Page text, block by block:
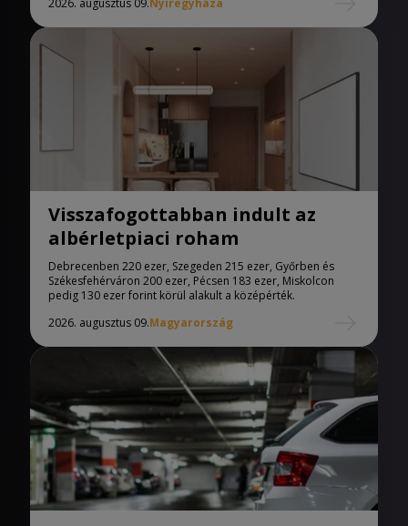
2026. augusztus 09. Nyíregyháza
Visszafogottabban indult az
albérletpiaci roham
Debrecenben 220 ezer, Szegeden 215 ezer, Győrben és
Székesfehérváron 200 ezer, Pécsen 183 ezer, Miskolcon
pedig 130 ezer forint körül alakult a középérték.
2026. augusztus 09.Magyarország